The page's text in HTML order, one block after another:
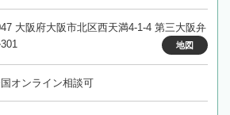
大阪府大阪市北区西天満4-1-4 第三大阪弁
地図
オンライン相談可